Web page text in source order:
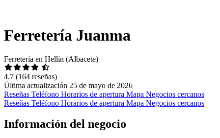
Ferretería Juanma
Ferretería en Hellín (Albacete)
4.7 (164 reseñas)
Última actualización 25 de mayo de 2026
Reseñas Teléfono Horarios de apertura Mapa Negocios cercanos
Reseñas Teléfono Horarios de apertura Mapa Negocios cercanos
Información del negocio